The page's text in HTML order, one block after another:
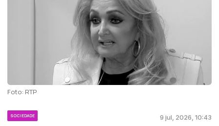
Foto: RTP
SOCIEDADE 9 jul, 2026, 10:43